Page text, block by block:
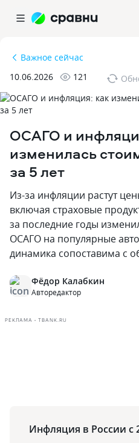
Важное сейчас
10.06.2026
121
ОСАГО и
изменилась
за 5 лет
Из-за инфляции растут
включая страховые
за последние годы
ОСАГО на популярные
динамика сопоставима с
Фёдор Калабкин
Авторедактор
РЕКЛАМА • TBANK.RU
Инфляция в России с